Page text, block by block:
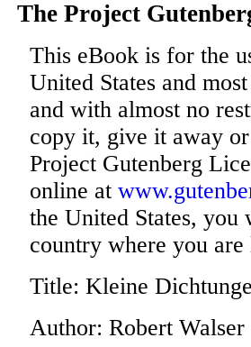
The Project
This eBook is for the
United States and
and with almost no
copy it, give it away
Project Gutenberg
online at
the United States,
country where you
Title: Kleine
Author: Robert Walser